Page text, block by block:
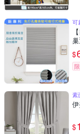
可
$
素
$